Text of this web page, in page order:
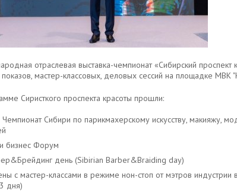
отраслевая выставка-чемпионат «Сибирский проспект
мастер-классовых, деловых сессий на площадке МВК
Сиристкого проспекта красоты прошли:
Сибири по парикмахерскому искусству, макияжу,
бизнес Форум
день (Sibirian Barber&Braiding day)
с мастер-классами в режиме нон-стоп от мэтров индустрии
дня)